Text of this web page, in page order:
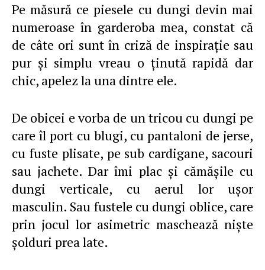
Pe măsură ce piesele cu dungi devin mai
numeroase în garderoba mea, constat că
de câte ori sunt în criză de inspiraţie sau
pur şi simplu vreau o ţinută rapidă dar
chic, apelez la una dintre ele.
De obicei e vorba de un tricou cu dungi pe
care îl port cu blugi, cu pantaloni de jerse,
cu fuste plisate, pe sub cardigane, sacouri
sau jachete. Dar îmi plac şi cămăşile cu
dungi verticale, cu aerul lor uşor
masculin. Sau fustele cu dungi oblice, care
prin jocul lor asimetric maschează nişte
şolduri prea late.